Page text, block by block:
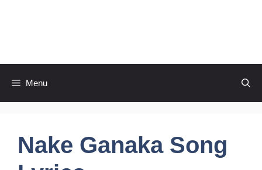
Menu
Nake Ganaka Song